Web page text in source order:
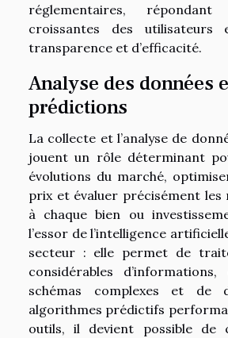
réglementaires,
croissantes des utilisateurs
transparence et d’efficacité.
Analyse des données
prédictions
La collecte et l’analyse de
jouent un rôle déterminant
évolutions du marché,
prix et évaluer précisément les
à chaque bien ou
l’essor de l’intelligence
secteur : elle permet de
considérables d’informations,
schémas complexes et de
algorithmes prédictifs
outils, il devient possible de